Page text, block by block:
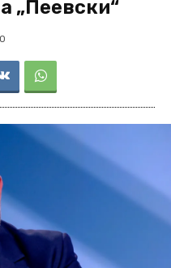
„Пеевски“
0